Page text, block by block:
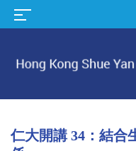
仁大開講 34：結合